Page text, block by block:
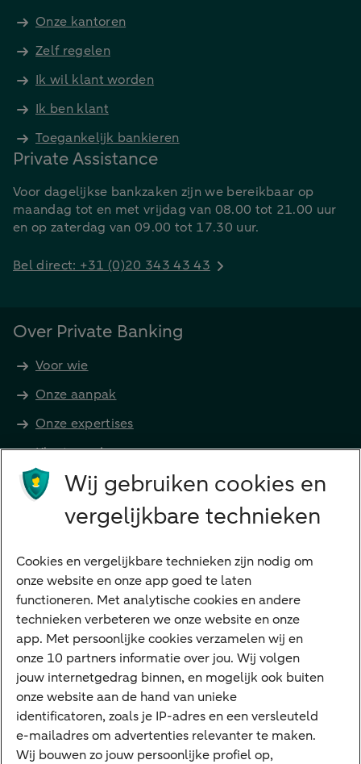
Onze kantoren
Zelf regelen
Ik wil klant worden
Ik ben klant
Toegankelijk bankieren
Private Assistance
Voor dagelijkse bankzaken zijn we bereikbaar op
maandag tot en met vrijdag van 08.00 tot 21.00 uur
en op zaterdag van 09.00 tot 17.30 uur.
Bel direct: +31 (0)20 343 43 43
Over Private Banking
Voor wie
Onze aanpak
Onze expertises
Klant worden
Producten
Betalen
Sparen
Meest gezocht
Jaaroverzicht
Machtiging
E.dentifier
Deposito
Uw situatie
Wij gebruiken cookies en
vergelijkbare technieken
Cookies en vergelijkbare technieken zijn nodig om
onze website en onze app goed te laten
functioneren. Met analytische cookies en andere
technieken verbeteren we onze website en onze
app. Met persoonlijke cookies verzamelen wij en
onze 10 partners informatie over jou. Wij volgen
jouw internetgedrag binnen, en mogelijk ook buiten
onze website aan de hand van unieke
identificatoren, zoals je IP-adres en een versleuteld
e-mailadres om advertenties relevanter te maken.
Wij bouwen zo jouw persoonlijke profiel op,